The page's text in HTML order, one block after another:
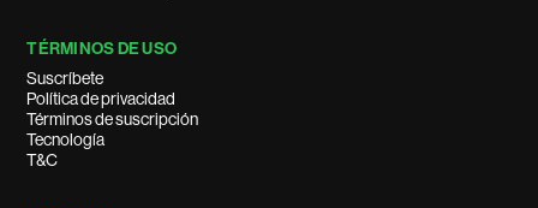
TÉRMINOS DE USO
Suscríbete
Política de privacidad
Términos de suscripción
Tecnología
T&C